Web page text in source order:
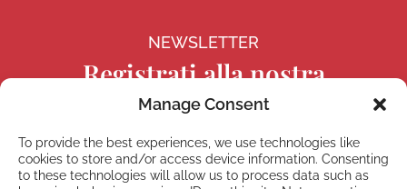
Manage Consent
To provide the best experiences, we use technologies like
cookies to store and/or access device information. Consenting
to these technologies will allow us to process data such as
NEWSLETTER
Registrati alla nostra
Newsletter